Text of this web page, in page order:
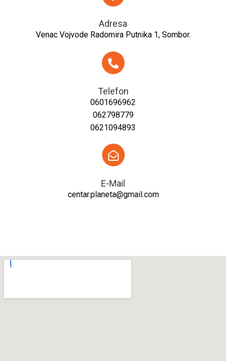
Adresa
Venac Vojvode Radomira Putnika 1, Sombor.
Telefon
0601696962
062798779
0621094893
E-Mail
centar.planeta@gmail.com